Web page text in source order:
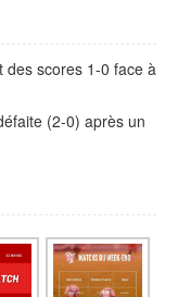
des scores 1-0 face à
(2-0) après un